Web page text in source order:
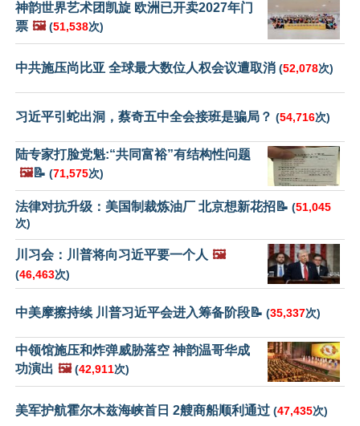
神韵世界艺术团凯旋 欧洲已开卖2027年门
票 🖼️ (51,538次)
中共施压尚比亚 全球最大数位人权会议遭取消 (52,078次)
习近平引蛇出洞，蔡奇五中全会接班是骗局？ (54,716次)
陆专家打脸党魁:“共同富裕”有结构性问题
🖼️📝 (71,575次)
法律对抗升级：美国制裁炼油厂 北京想新花招📝 (51,045
次)
川习会：川普将向习近平要一个人 🖼️
(46,463次)
中美摩擦持续 川普习近平会进入筹备阶段📝 (35,337次)
中领馆施压和炸弹威胁落空 神韵温哥华成
功演出 🖼️ (42,911次)
美军护航霍尔木兹海峡首日 2艘商船顺利通过 (47,435次)